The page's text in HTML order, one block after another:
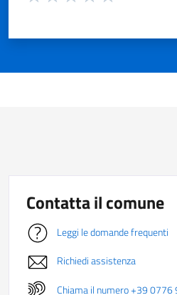
Contatta il comune
Leggi le domande frequenti
Richiedi assistenza
Chiama il numero +39